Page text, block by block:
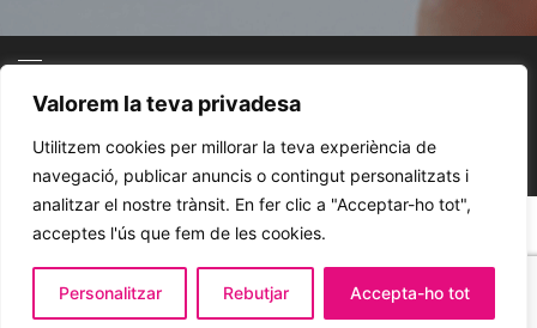
Valorem la teva privadesa
Utilitzem cookies per millorar la teva experiència de
navegació, publicar anuncis o contingut personalitzats i
analitzar el nostre trànsit. En fer clic a "Acceptar-ho tot",
acceptes l'ús que fem de les cookies.
Personalitzar Rebutjar Accepta-ho tot
POLÍTICA DE REDES SOCIALESAVISO LEGALPOLÍTICA DE PRIVACIDAD
© 2021. DAE. Dones Amb Empenta. Diseño Jordi Magaña